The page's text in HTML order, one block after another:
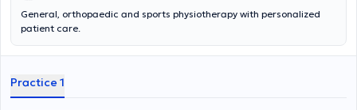
General, orthopaedic and sports physiotherapy with personalized
patient care.
Practice 1